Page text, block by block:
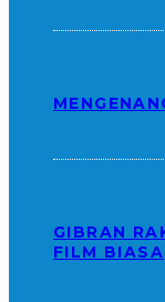
GIBRAN
FILM BIASA